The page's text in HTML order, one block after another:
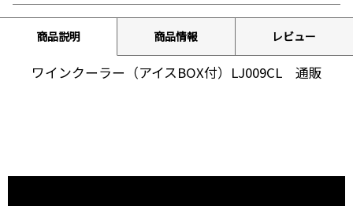
商品説明 商品情報 レビュー
ワインクーラー（アイスBOX付）LJ009CL 通販